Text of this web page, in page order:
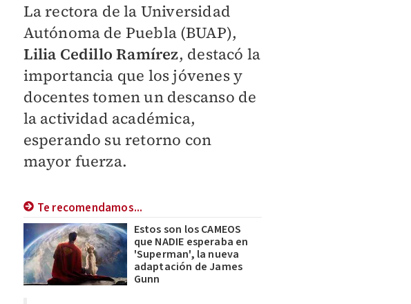
La rectora de la Universidad
Autónoma de Puebla (BUAP),
Lilia Cedillo Ramírez, destacó la
importancia que los jóvenes y
docentes tomen un descanso de
la actividad académica,
esperando su retorno con
mayor fuerza.
Te recomendamos...
Estos son los CAMEOS
que NADIE esperaba en
'Superman', la nueva
adaptación de James
Gunn